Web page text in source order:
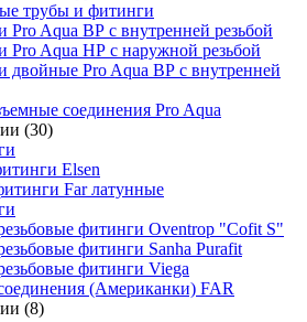
трубы и фитинги
Pro Aqua ВР с внутренней резьбой
Pro Aqua НР с наружной резьбой
двойные Pro Aqua ВР с внутренней
соединения Pro Aqua
(30)
Elsen
Far латунные
фитинги Oventrop "Cofit S"
фитинги Sanha Purafit
фитинги Viega
(Американки) FAR
(8)